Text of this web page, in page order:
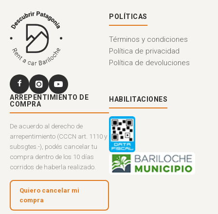
POLÍTICAS
Términos y condiciones
Política de privacidad
Política de devoluciones
ARREPENTIMIENTO DE
COMPRA
De acuerdo al derecho de
arrepentimiento (CCCN art. 1110 y
subsgtes.-), podés cancelar tu
compra dentro de los 10 días
corridos de haberla realizado.
Quiero cancelar mi
compra
HABILITACIONES